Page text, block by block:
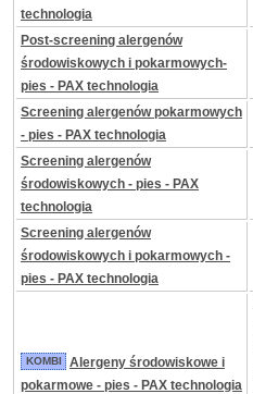
technologia
Post-screening alergenów
środowiskowych i pokarmowych-
pies - PAX technologia
Screening alergenów pokarmowych
- pies - PAX technologia
Screening alergenów
środowiskowych - pies - PAX
technologia
Screening alergenów
środowiskowych i pokarmowych -
pies - PAX technologia
KOMBI
Alergeny środowiskowe i
pokarmowe - pies - PAX technologia